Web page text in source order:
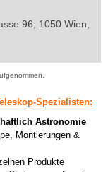
96, 1050 Wien,
Spezialisten:
Astronomie
Montierungen &
Produkte